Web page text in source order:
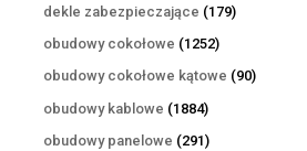
produktów
dekle zabezpieczające 179179
obudowy cokołowe 12521252
produkty
obudowy cokołowe kątowe 9090
obudowy kablowe 18841884
produkty
obudowy panelowe 291291